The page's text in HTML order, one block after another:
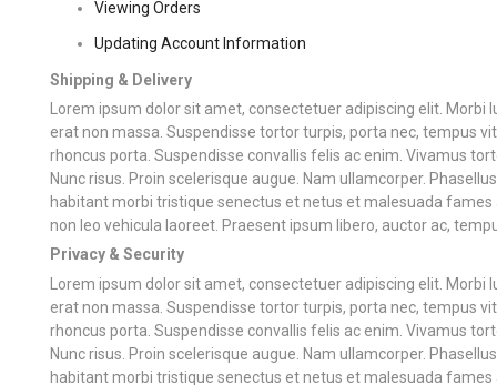
Viewing Orders
Updating Account Information
Shipping & Delivery
Lorem ipsum dolor sit amet, consectetuer adipiscing elit. Morbi
erat non massa. Suspendisse tortor turpis, porta nec, tempus
rhoncus porta. Suspendisse convallis felis ac enim. Vivamus
Nunc risus. Proin scelerisque augue. Nam ullamcorper.
habitant morbi tristique senectus et netus et malesuada
non leo vehicula laoreet. Praesent ipsum libero, auctor ac,
Privacy & Security
Lorem ipsum dolor sit amet, consectetuer adipiscing elit. Morbi
erat non massa. Suspendisse tortor turpis, porta nec, tempus
rhoncus porta. Suspendisse convallis felis ac enim. Vivamus
Nunc risus. Proin scelerisque augue. Nam ullamcorper.
habitant morbi tristique senectus et netus et malesuada